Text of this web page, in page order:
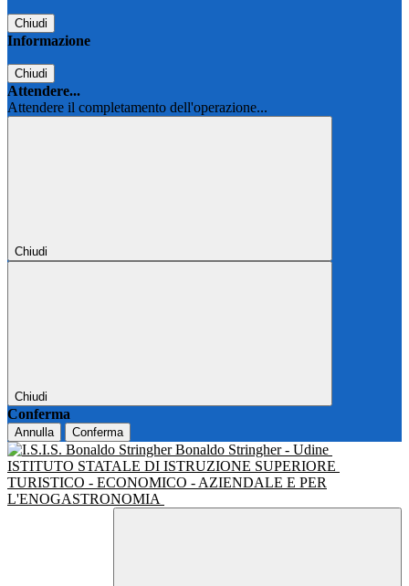
Chiudi
Informazione
Chiudi
Attendere...
Attendere il completamento dell'operazione...
Chiudi
Chiudi
Conferma
Annulla Conferma
Bonaldo Stringher - Udine
ISTITUTO STATALE DI ISTRUZIONE SUPERIORE
TURISTICO - ECONOMICO - AZIENDALE E PER
L'ENOGASTRONOMIA